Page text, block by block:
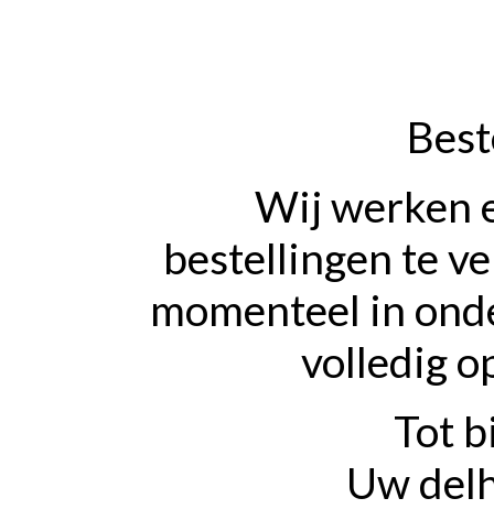
Wij werken
bestellingen te
momenteel in
volledig
Tot
Uw